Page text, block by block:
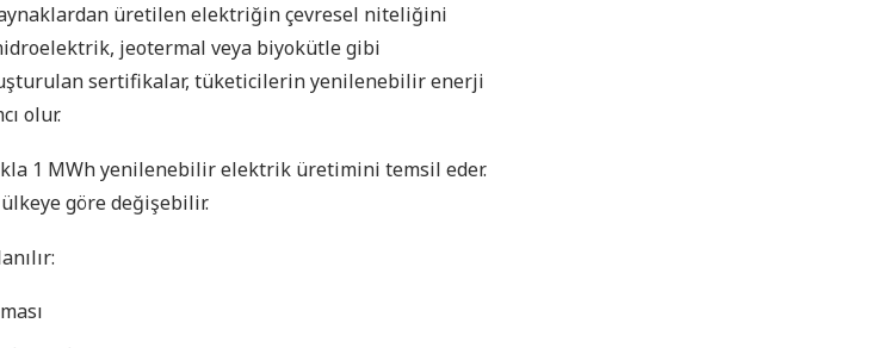
üretilen elektriğin çevresel niteliğini
jeotermal veya biyokütle gibi
sertifikalar, tüketicilerin yenilenebilir enerji
olur.
1 MWh yenilenebilir elektrik üretimini temsil eder.
göre değişebilir.